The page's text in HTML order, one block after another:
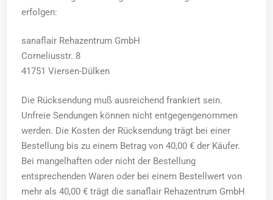
erfolgen:
sanaflair Rehazentrum GmbH
Corneliusstr. 8
41751 Viersen-Dülken
Die Rücksendung muß ausreichend frankiert sein.
Unfreie Sendungen können nicht entgegengenommen
werden. Die Kosten der Rücksendung trägt bei einer
Bestellung bis zu einem Betrag von 40,00 € der Käufer.
Bei mangelhaften oder nicht der Bestellung
entsprechenden Waren oder bei einem Bestellwert von
mehr als 40,00 € trägt die sanaflair Rehazentrum GmbH